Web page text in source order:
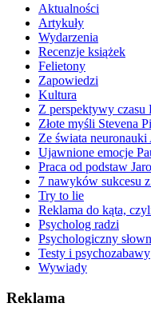
Aktualności
Artykuły
Wydarzenia
Recenzje książek
Felietony
Zapowiedzi
Kultura
Z perspektywy czasu
Złote myśli Stevena
Ze świata
Ujawnione emocje
Praca od podstaw
7 nawyków sukcesu
Try to lie
Reklama do kąta,
Psycholog radzi
Psychologiczny
Testy i psychozabawy
Wywiady
Reklama